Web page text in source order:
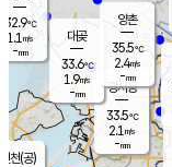
경서동
33.5℃
2.1 m/s
-mm
대곶
33.6℃
1.9m/s
-mm
양촌
35.5℃
2.4m/s
-mm
32.9℃
1.1 m/s
-mm
인천(공)